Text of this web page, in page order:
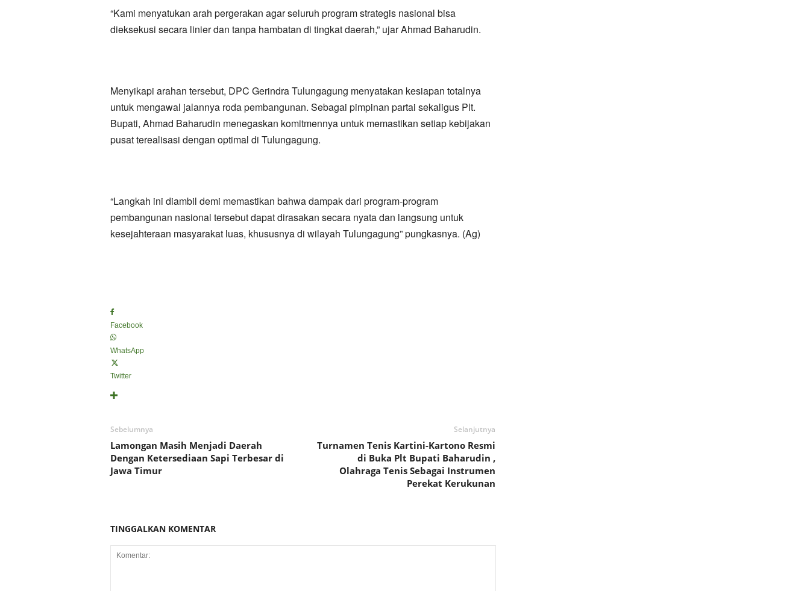
“Kami menyatukan arah pergerakan agar seluruh program strategis nasional bisa
dieksekusi secara linier dan tanpa hambatan di tingkat daerah,” ujar Ahmad Baharudin.
​Menyikapi arahan tersebut, DPC Gerindra Tulungagung menyatakan kesiapan totalnya
untuk mengawal jalannya roda pembangunan. Sebagai pimpinan partai sekaligus Plt.
Bupati, Ahmad Baharudin menegaskan komitmennya untuk memastikan setiap kebijakan
pusat terealisasi dengan optimal di Tulungagung.
“​Langkah ini diambil demi memastikan bahwa dampak dari program-program
pembangunan nasional tersebut dapat dirasakan secara nyata dan langsung untuk
kesejahteraan masyarakat luas, khususnya di wilayah Tulungagung” pungkasnya. (Ag)
Facebook
WhatsApp
Twitter
Sebelumnya
Lamongan Masih Menjadi Daerah
Dengan Ketersediaan Sapi Terbesar di
Jawa Timur
Selanjutnya
Turnamen Tenis Kartini-Kartono Resmi
di Buka Plt Bupati Baharudin ,
Olahraga Tenis Sebagai Instrumen
Perekat Kerukunan
TINGGALKAN KOMENTAR